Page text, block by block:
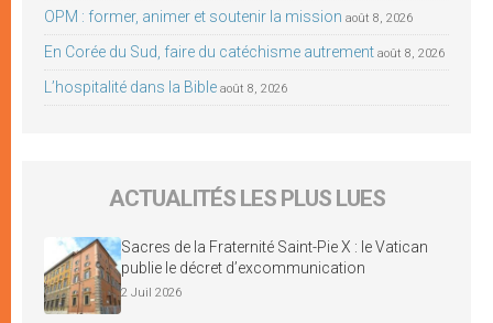
OPM : former, animer et soutenir la mission août 8, 2026
En Corée du Sud, faire du catéchisme autrement août 8, 2026
L’hospitalité dans la Bible août 8, 2026
ACTUALITÉS LES PLUS LUES
Sacres de la Fraternité Saint-Pie X : le Vatican
publie le décret d’excommunication
2 Juil 2026